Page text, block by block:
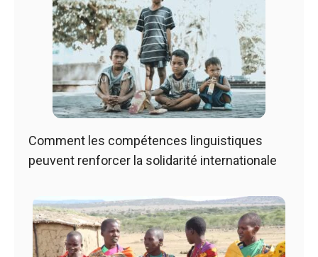
Comment les compétences linguistiques
peuvent renforcer la solidarité internationale